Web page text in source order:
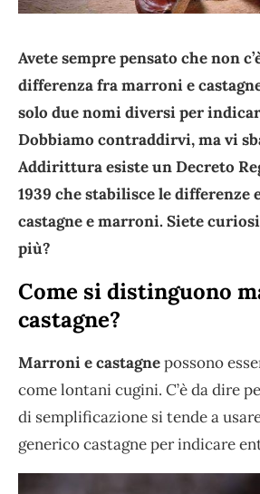
Avete sempre pensato che non
differenza fra marroni e
solo due nomi diversi per
Dobbiamo contraddirvi, ma vi
Addirittura esiste un Decreto
1939 che stabilisce le differenze
castagne e marroni. Siete
più?
Come si distinguono
castagne?
Marroni e castagnepossono
come lontani cugini. C’è da dire
di semplificazione si tende a
generico castagne per indicare